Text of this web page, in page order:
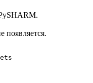
появляется.